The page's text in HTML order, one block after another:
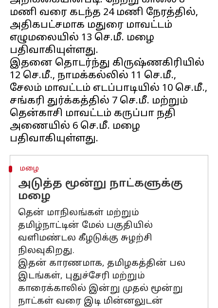
மணி வரை கடந்த 24 மணி நேரத்தில்,
அதிகபட்சமாக மதுரை மாவட்டம்
எழுமலையில் 13 செ.மீ. மழை
பதிவாகியுள்ளது.
இதனை தொடர்ந்து கிருஷ்ணகிரியில்
12 செ.மீ., நாமக்கல்லில் 11 செ.மீ.,
சேலம் மாவட்டம் எடப்பாடியில் 10 செ.மீ.,
சங்கரி துர்க்கத்தில் 7 செ.மீ. மற்றும்
தென்காசி மாவட்டம் கருப்பா நதி
அணையில் 6 செ.மீ. மழை
மழை
அடுத்த மூன்று நாட்களுக்கு
மழை
தென் மாநிலங்கள் மற்றும்
தமிழ்நாட்டின் மேல் பகுதியில்
வளிமண்டல கீழடுக்கு சுழற்சி
நிலவுகிறது.
இதன் காரணமாக, தமிழகத்தின் பல
இடங்கள், புதுச்சேரி மற்றும்
காரைக்காலில் இன்று முதல் மூன்று
நாட்கள் வரை இடி மின்னலுடன்